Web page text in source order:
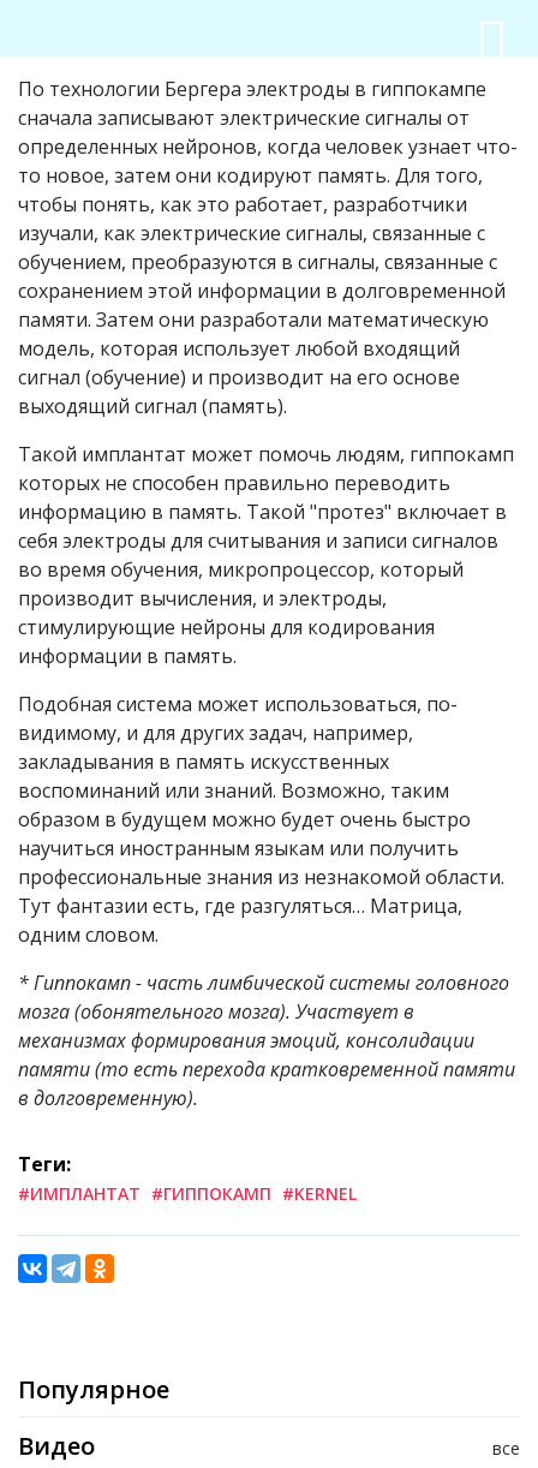
По технологии Бергера электроды в гиппокампе
сначала записывают электрические сигналы от
определенных нейронов, когда человек узнает что-
то новое, затем они кодируют память. Для того,
чтобы понять, как это работает, разработчики
изучали, как электрические сигналы, связанные с
обучением, преобразуются в сигналы, связанные с
сохранением этой информации в долговременной
памяти. Затем они разработали математическую
модель, которая использует любой входящий
сигнал (обучение) и производит на его основе
выходящий сигнал (память).
Такой имплантат может помочь людям, гиппокамп
которых не способен правильно переводить
информацию в память. Такой "протез" включает в
себя электроды для считывания и записи сигналов
во время обучения, микропроцессор, который
производит вычисления, и электроды,
стимулирующие нейроны для кодирования
информации в память.
Подобная система может использоваться, по-
видимому, и для других задач, например,
закладывания в память искусственных
воспоминаний или знаний. Возможно, таким
образом в будущем можно будет очень быстро
научиться иностранным языкам или получить
профессиональные знания из незнакомой области.
Тут фантазии есть, где разгуляться… Матрица,
одним словом.
* Гиппокамп - часть лимбической системы головного
мозга (обонятельного мозга). Участвует в
механизмах формирования эмоций, консолидации
памяти (то есть перехода кратковременной памяти
в долговременную).
Теги:
#ИМПЛАНТАТ #ГИППОКАМП #KERNEL
Популярное
все
Видео